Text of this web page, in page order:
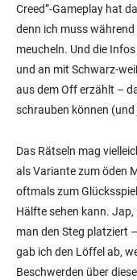
Creed”-Gameplay hat
denn ich muss
meucheln. Und die
und an mit Schwarz-
aus dem Off erzählt –
schrauben können
Das Rätseln mag
als Variante zum öden
oftmals zum
Hälfte sehen kann.
man den Steg platziert
gab ich den Löffel ab,
Beschwerden über